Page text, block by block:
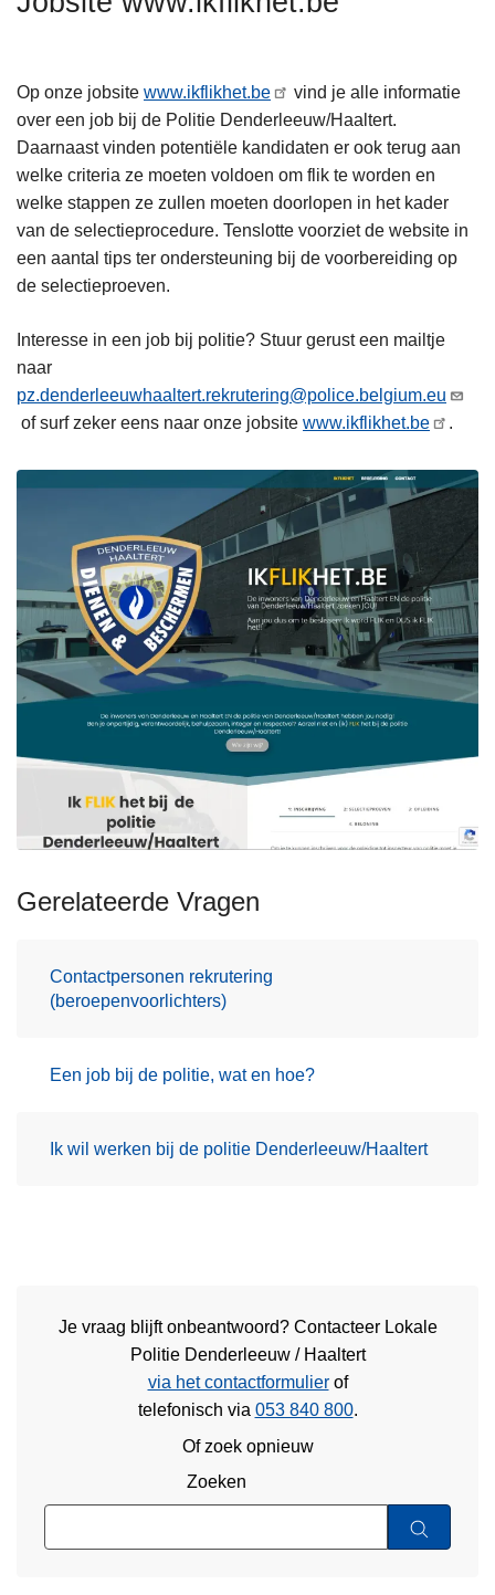
Op onze jobsite www.ikflikhet.be
vind je alle informatie
over een job bij de Politie Denderleeuw/Haaltert.
Daarnaast vinden potentiële kandidaten er ook terug aan
welke criteria ze moeten voldoen om flik te worden en
welke stappen ze zullen moeten doorlopen in het kader
van de selectieprocedure. Tenslotte voorziet de website in
een aantal tips ter ondersteuning bij de voorbereiding op
de selectieproeven.
Interesse in een job bij politie? Stuur gerust een mailtje
naar
pz.denderleeuwhaaltert.rekrutering@police.belgium.eu
of surf zeker eens naar onze jobsite www.ikflikhet.be .
Gerelateerde Vragen
Contactpersonen rekrutering
(beroepenvoorlichters)
Een job bij de politie, wat en hoe?
Ik wil werken bij de politie Denderleeuw/Haaltert
Je vraag blijft onbeantwoord? Contacteer Lokale
Politie Denderleeuw / Haaltert
via het contactformulierof
telefonisch via 053 840 800.
Of zoek opnieuw
Zoeken